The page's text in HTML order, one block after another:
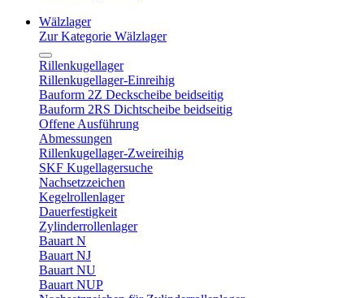
Wälzlager
Zur Kategorie Wälzlager
Rillenkugellager
Rillenkugellager-Einreihig
Bauform 2Z Deckscheibe beidseitig
Bauform 2RS Dichtscheibe beidseitig
Offene Ausführung
Abmessungen
Rillenkugellager-Zweireihig
SKF Kugellagersuche
Nachsetzzeichen
Kegelrollenlager
Dauerfestigkeit
Zylinderrollenlager
Bauart N
Bauart NJ
Bauart NU
Bauart NUP